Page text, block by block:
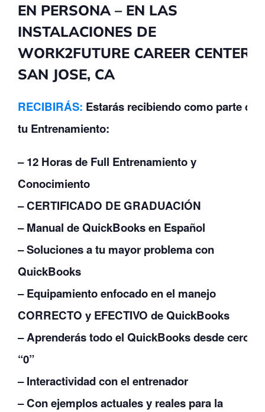
EN PERSONA – EN LAS
INSTALACIONES DE
WORK2FUTURE CAREER CENTER –
SAN JOSE, CA
RECIBIRÁS: Estarás recibiendo como parte de
tu Entrenamiento:
– 12 Horas de Full Entrenamiento y
Conocimiento
– CERTIFICADO DE GRADUACIÓN
– Manual de QuickBooks en Español
– Soluciones a tu mayor problema con
QuickBooks
– Equipamiento enfocado en el manejo
CORRECTO y EFECTIVO de QuickBooks
– Aprenderás todo el QuickBooks desde cero
“0”
– Interactividad con el entrenador
– Con ejemplos actuales y reales para la